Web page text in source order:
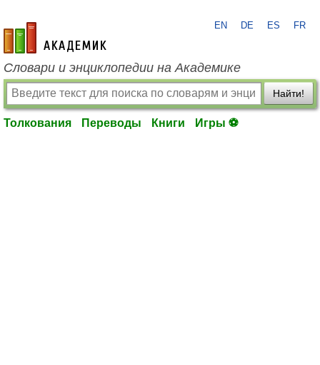
academic.ru
EN DE ES FR
Словари и энциклопедии на Академике
Найти!
Толкования Переводы Книги Игры ⚽